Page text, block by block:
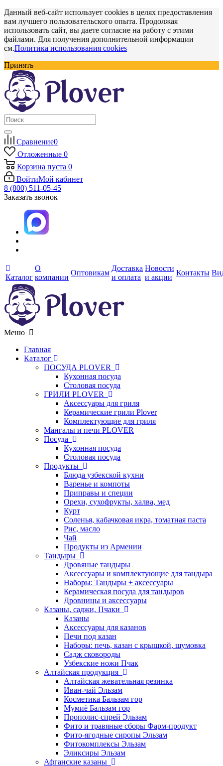
Данный веб-сайт использует cookies в целях предоставления
вам лучшего пользовательского опыта. Продолжая
использовать сайт, вы даете согласие на работу с этими
файлами. Для получения дополнительной информации
см.Политика использования cookies
Принять
Сравнение0
Отложенные 0
Корзина пуста 0
ВойтиМой кабинет
8 (800) 511-05-45
Заказать звонок
Каталог
О
компании
Оптовикам
Доставка
и оплата
Новости
и акции
Контакты
Меню
Главная
Каталог
ПОСУДА PLOVER
Кухонная посуда
Столовая посуда
ГРИЛИ PLOVER
Аксессуары для гриля
Керамические грили Plover
Комплектующие для гриля
Мангалы и печи PLOVER
Посуда
Кухонная посуда
Столовая посуда
Продукты
Блюда узбекской кухни
Варенье и компоты
Приправы и специи
Орехи, сухофрукты, халва, мед
Курт
Соленья, кабачковая икра, томатная паста
Рис, масло
Чай
Продукты из Армении
Тандыры
Дровяные тандыры
Аксессуары и комплектующие для тандыра
Наборы: Тандыры + аксессуары
Керамическая посуда для тандыров
Дровницы и аксессуары
Казаны, саджи, Пчаки
Казаны
Аксессуары для казанов
Печи под казан
Наборы: печь, казан с крышкой, шумовка
Садж сковороды
Узбекские ножи Пчак
Алтайская продукция
Алтайская жевательная резинка
Иван-чай Эльзам
Косметика Бальзам гор
Мумиё Бальзам гор
Прополис-спрей Эльзам
Фито и травяные сборы Фарм-продукт
Фито-ягодные сиропы Эльзам
Фитокомплексы Эльзам
Эликсиры Эльзам
Афганские казаны